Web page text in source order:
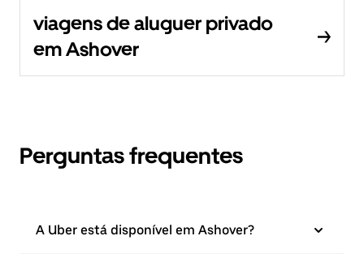
viagens de aluguer privado
em Ashover
Perguntas frequentes
A Uber está disponível em Ashover?